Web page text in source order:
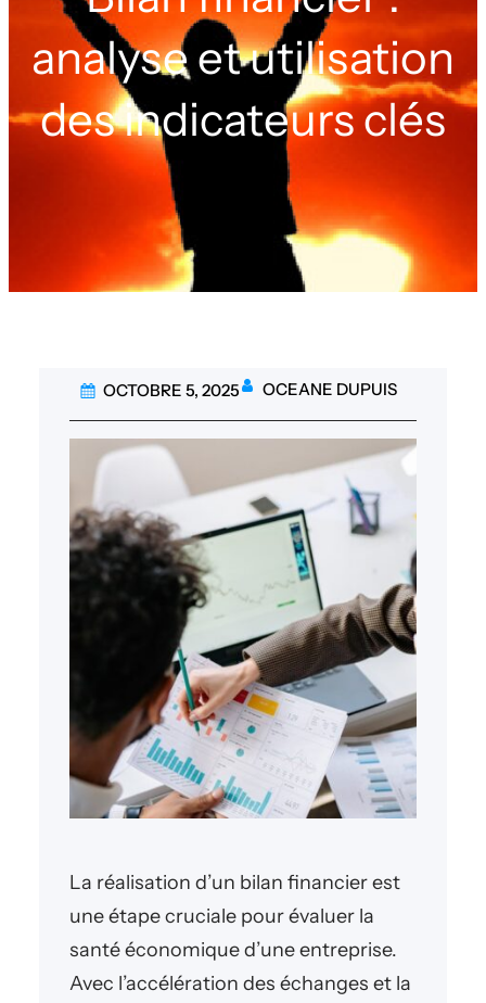
analyse et utilisation
des indicateurs clés
OCTOBRE 5, 2025 OCEANE DUPUIS
La réalisation d’un bilan financier est
une étape cruciale pour évaluer la
santé économique d’une entreprise.
Avec l’accélération des échanges et la